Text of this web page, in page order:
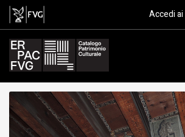
soffitto, ambito Accedi